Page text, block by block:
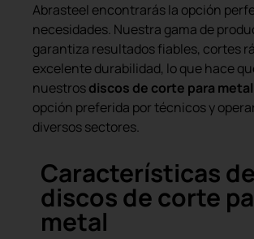
Abrasteel encontrarás la opción
necesidades. Nuestra gama de
garantiza resultados fiables, cortes
excelente durabilidad, lo que hace
nuestrosdiscos de corte para metal
opción preferida por técnicos y
diversos sectores.
Características
discos de corte
metal